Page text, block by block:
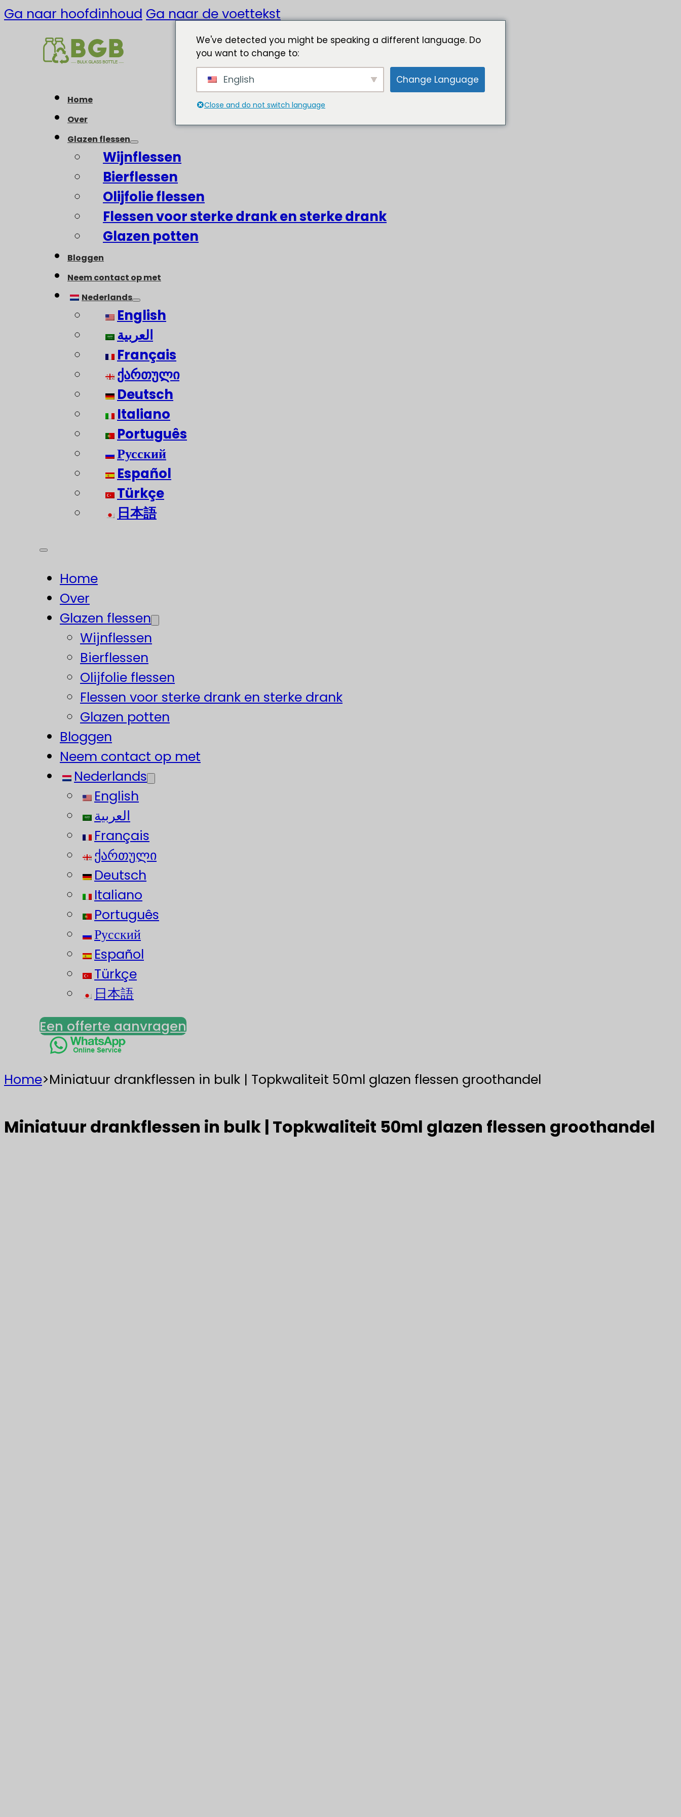
Ga naar hoofdinhoud Ga naar de voettekst
Home
Over
Glazen flessen
Wijnflessen
Bierflessen
Olijfolie flessen
Flessen voor sterke drank en sterke drank
Glazen potten
Bloggen
Neem contact op met
Nederlands
English
العربية
Français
ქართული
Deutsch
Italiano
Português
Русский
Español
Türkçe
日本語
Home
Over
Glazen flessen
Wijnflessen
Bierflessen
Olijfolie flessen
Flessen voor sterke drank en sterke drank
Glazen potten
Bloggen
Neem contact op met
Nederlands
English
العربية
Français
ქართული
Deutsch
Italiano
Português
Русский
Español
Türkçe
日本語
Een offerte aanvragen
Home>Miniatuur drankflessen in bulk | Topkwaliteit 50ml glazen flessen groothandel
Miniatuur drankflessen in bulk | Topkwaliteit 50ml glazen flessen groothandel
We've detected you might be speaking a different language. Do
you want to change to:
English Change Language
Close and do not switch language